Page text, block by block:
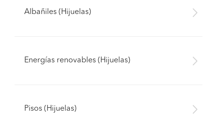
Albañiles (Hijuelas)
Energías renovables (Hijuelas)
Pisos (Hijuelas)